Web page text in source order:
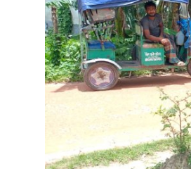
Bangla